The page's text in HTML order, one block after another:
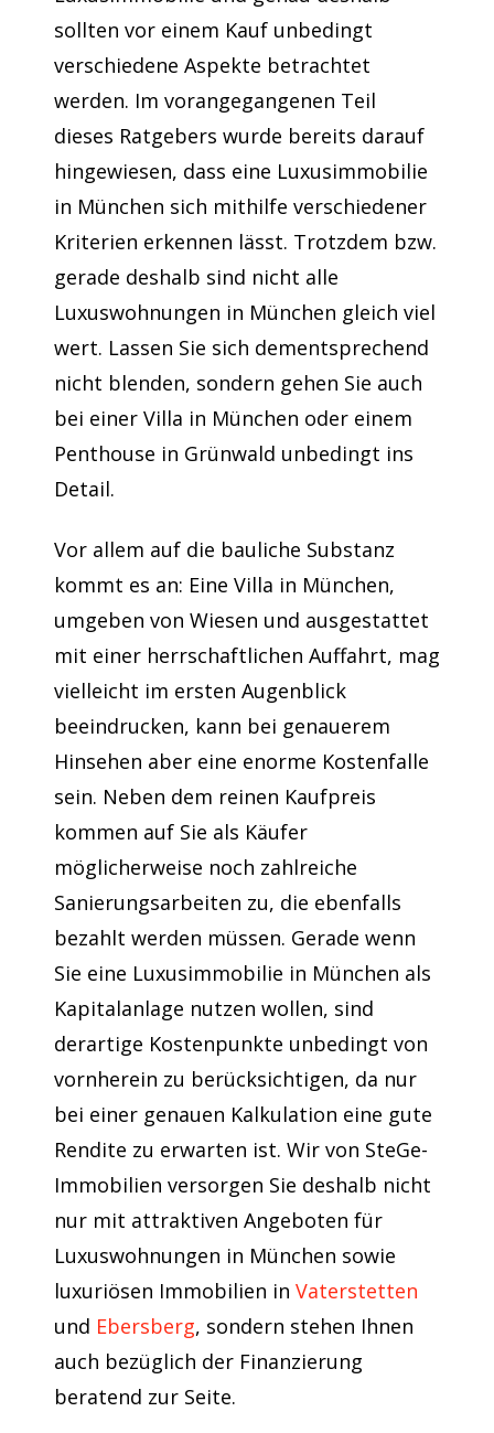
sollten vor einem Kauf unbedingt
verschiedene Aspekte betrachtet
werden. Im vorangegangenen Teil
dieses Ratgebers wurde bereits darauf
hingewiesen, dass eine Luxusimmobilie
in München sich mithilfe verschiedener
Kriterien erkennen lässt. Trotzdem bzw.
gerade deshalb sind nicht alle
Luxuswohnungen in München gleich viel
wert. Lassen Sie sich dementsprechend
nicht blenden, sondern gehen Sie auch
bei einer Villa in München oder einem
Penthouse in Grünwald unbedingt ins
Detail.
Vor allem auf die bauliche Substanz
kommt es an: Eine Villa in München,
umgeben von Wiesen und ausgestattet
mit einer herrschaftlichen Auffahrt, mag
vielleicht im ersten Augenblick
beeindrucken, kann bei genauerem
Hinsehen aber eine enorme Kostenfalle
sein. Neben dem reinen Kaufpreis
kommen auf Sie als Käufer
möglicherweise noch zahlreiche
Sanierungsarbeiten zu, die ebenfalls
bezahlt werden müssen. Gerade wenn
Sie eine Luxusimmobilie in München als
Kapitalanlage nutzen wollen, sind
derartige Kostenpunkte unbedingt von
vornherein zu berücksichtigen, da nur
bei einer genauen Kalkulation eine gute
Rendite zu erwarten ist. Wir von SteGe-
Immobilien versorgen Sie deshalb nicht
nur mit attraktiven Angeboten für
Luxuswohnungen in München sowie
luxuriösen Immobilien in Vaterstetten
und Ebersberg, sondern stehen Ihnen
auch bezüglich der Finanzierung
beratend zur Seite.